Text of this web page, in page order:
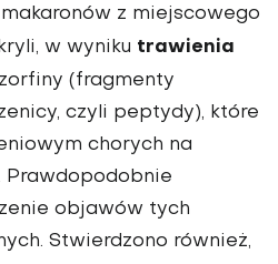
z miejscowego
w wyniku trawienia
(fragmenty
czyli peptydy), które
chorych na
Prawdopodobnie
objawów tych
Stwierdzono również,